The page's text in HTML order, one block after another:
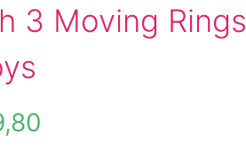
3 Moving Rings